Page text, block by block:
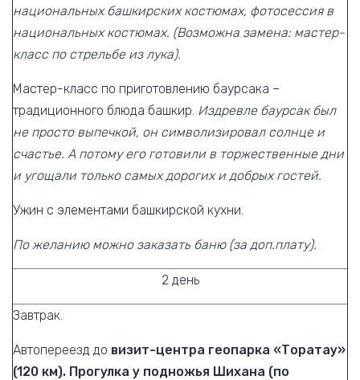
национальных башкирских костюмах, фотосессия в
национальных костюмах. (Возможна замена: мастер-
класс по стрельбе из лука).
Мастер-класс по приготовлению баурсака –
традиционного блюда башкир. Издревле баурсак был
не просто выпечкой, он символизировал солнце и
счастье. А потому его готовили в торжественные дни
и угощали только самых дорогих и добрых гостей.
Ужин с элементами башкирской кухни.
По желанию можно заказать баню (за доп.плату).
2 день
Завтрак.
Автопереезд до визит-центра геопарка «Торатау»
(120 км). Прогулка у подножья Шихана (по